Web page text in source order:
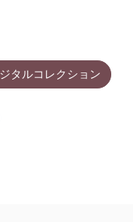
タルコレクション